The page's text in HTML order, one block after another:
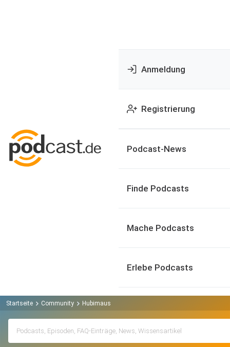
Anmeldung
Registrierung
Podcast-News
Finde Podcasts
Mache Podcasts
Erlebe Podcasts
Startseite Community Hubimaus